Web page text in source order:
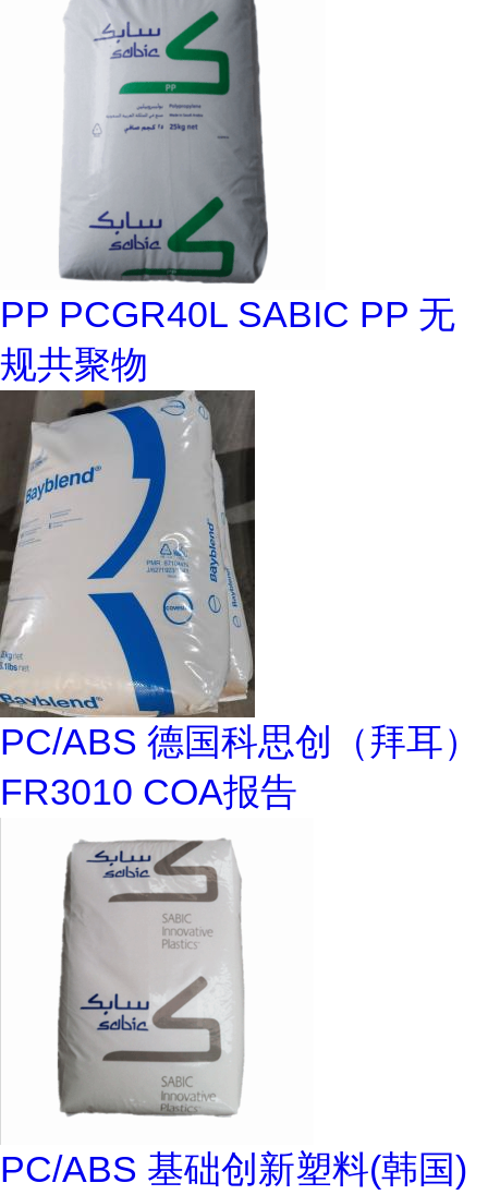
PP PCGR40L SABIC PP 无
规共聚物
PC/ABS 德国科思创（拜耳）
FR3010 COA报告
PC/ABS 基础创新塑料(韩国)